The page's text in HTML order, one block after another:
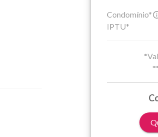
Condomínio*
IPTU*